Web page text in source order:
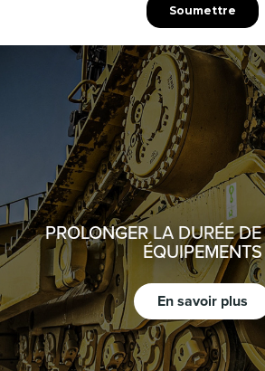
PROLONGER LA DURÉE
ÉQUIPEMENTS
En savoir plus